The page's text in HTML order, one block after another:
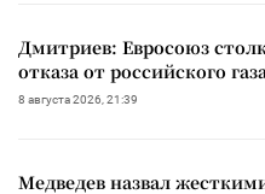
Дмитриев: Евросоюз
отказа от российского газа
8 августа 2026, 21:39
Медведев назвал